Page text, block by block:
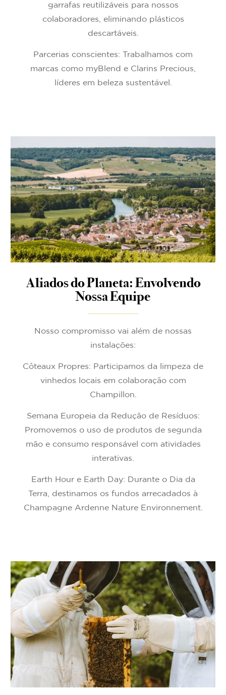
garrafas reutilizáveis para nossos
colaboradores, eliminando plásticos
descartáveis.
Parcerias conscientes: Trabalhamos com
marcas como myBlend e Clarins Precious,
líderes em beleza sustentável.
Aliados do Planeta: Envolvendo
Nossa Equipe
Nosso compromisso vai além de nossas
instalações:
Côteaux Propres: Participamos da limpeza de
vinhedos locais em colaboração com
Champillon.
Semana Europeia da Redução de Resíduos:
Promovemos o uso de produtos de segunda
mão e consumo responsável com atividades
interativas.
Earth Hour e Earth Day: Durante o Dia da
Terra, destinamos os fundos arrecadados à
Champagne Ardenne Nature Environnement.